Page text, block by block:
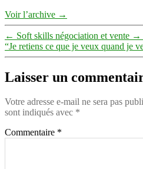
Voir l’archive →
← Soft skills négociation et vente →
“Je retiens ce que je veux quand je
Laisser un
Votre adresse e-mail ne sera pas
sont indiqués avec *
Commentaire *